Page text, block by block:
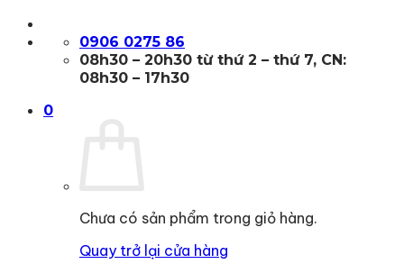
qua
0906 0275 86
08h30 – 20h30 từ thứ 2 – thứ 7, CN:
08h30 – 17h30
0
Chưa có sản phẩm trong giỏ hàng.
Quay trở lại cửa hàng